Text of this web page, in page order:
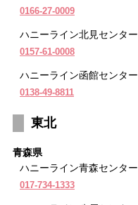
0166-27-0009
ハニーライン北見センター
0157-61-0008
ハニーライン函館センター
0138-49-8811
東北
青森県
ハニーライン青森センター
017-734-1333